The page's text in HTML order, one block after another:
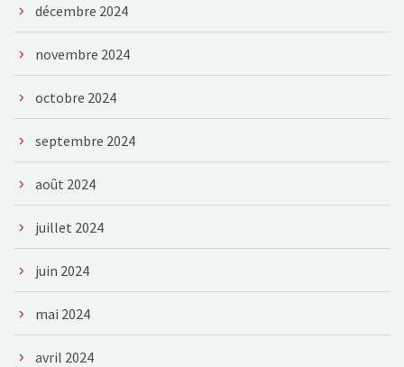
décembre 2024
novembre 2024
octobre 2024
septembre 2024
août 2024
juillet 2024
juin 2024
mai 2024
avril 2024